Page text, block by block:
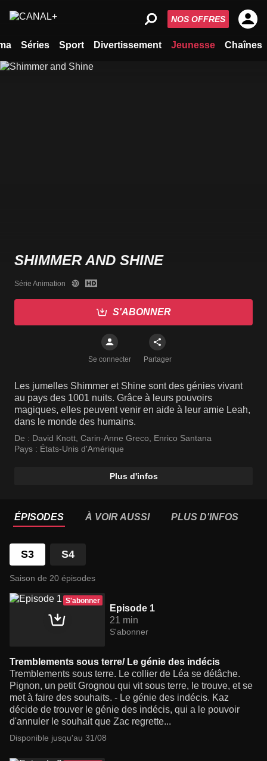
Séries Sport Divertissement Jeunesse Chaînes
NOS OFFRES
SHIMMER AND SHINE
Série Animation
S'ABONNER
Se connecter Partager
Les jumelles Shimmer et Shine sont des génies vivant
au pays des 1001 nuits. Grâce à leurs pouvoirs
magiques, elles peuvent venir en aide à leur amie Leah,
dans le monde des humains.
De : David Knott Carin-Anne Greco
Enrico Santana
Pays : États-Unis d'Amérique
Plus d'infos
ÉPISODES À VOIR AUSSI PLUS D'INFOS
S3 S4
Saison de 20 épisodes
S'abonner
Episode 1
21 min
S'abonner
Tremblements sous terre/ Le génie des indécis
Tremblements sous terre. Le collier de Léa se détâche.
Pignon, un petit Grognou qui vit sous terre, le trouve, et se
met à faire des souhaits. - Le génie des indécis. Kaz
décide de trouver le génie des indécis, qui a le pouvoir
d'annuler le souhait que Zac regrette...
Disponible jusqu'au 31/08